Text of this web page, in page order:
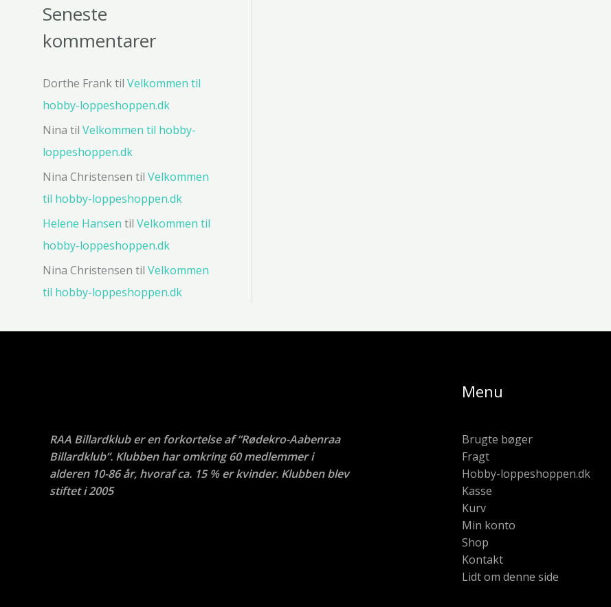
Seneste
kommentarer
Dorthe Franktil Velkommen til
hobby-loppeshoppen.dk
Nina til Velkommen til hobby-
loppeshoppen.dk
Nina Christensen til Velkommen
til hobby-loppeshoppen.dk
Helene Hansen til Velkommen til
hobby-loppeshoppen.dk
Nina Christensen til Velkommen
til hobby-loppeshoppen.dk
RAA Billardklub er en forkortelse af ”Rødekro-Aabenraa
Billardklub”. Klubben har omkring 60 medlemmer i
alderen 10-86 år, hvoraf ca. 15 % er kvinder. Klubben blev
stiftet i 2005
Menu
Brugte bøger
Fragt
Hobby-loppeshoppen.dk
Kasse
Kurv
Min konto
Shop
Kontakt
Lidt om denne side